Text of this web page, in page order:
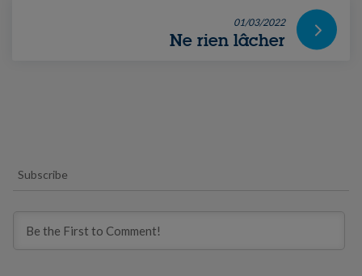
01/03/2022
Ne rien lâcher
Subscribe